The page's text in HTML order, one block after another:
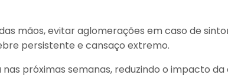
mãos, evitar aglomerações em caso de
persistente e cansaço extremo.
próximas semanas, reduzindo o impacto da